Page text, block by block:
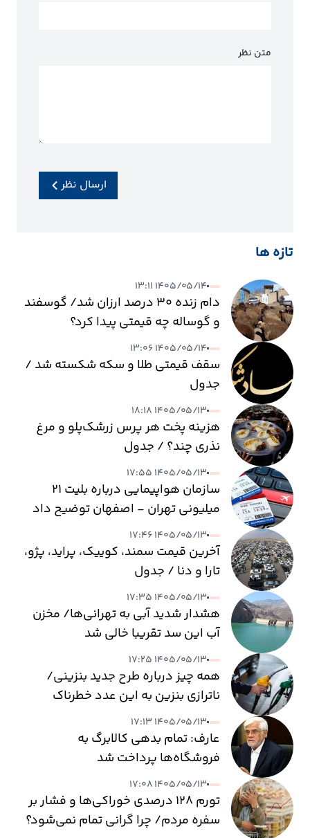
متن نظر
ارسال نظر
تازه ها
۱۴۰۵/۰۵/۱۴ ۱۳:۱۱
دام زنده ۳۰ درصد ارزان شد/ گوسفند
و گوساله چه قیمتی پیدا کرد؟
۱۴۰۵/۰۵/۱۴ ۱۳:۰۶
سقف قیمتی طلا و سکه شکسته شد /
جدول
۱۴۰۵/۰۵/۱۳ ۱۸:۱۸
هزینه پخت هر پرس زرشک‌پلو و مرغ
نذری چند؟ / جدول
۱۴۰۵/۰۵/۱۳ ۱۷:۵۵
سازمان هواپیمایی درباره بلیت ۲۱
میلیونی تهران - اصفهان توضیح داد
۱۴۰۵/۰۵/۱۳ ۱۷:۴۶
آخرین قیمت سمند، کوییک، پراید، پژو،
تارا و دنا / جدول
۱۴۰۵/۰۵/۱۳ ۱۷:۳۵
هشدار شدید آبی به تهرانی‌ها/ مخزن
آب این سد تقریبا خالی شد
۱۴۰۵/۰۵/۱۳ ۱۷:۲۵
همه چیز درباره طرح جدید بنزینی/
ناترازی بنزین به این عدد خطرناک
می‌رسد
۱۴۰۵/۰۵/۱۳ ۱۷:۱۳
عارف: تمام بدهی کالابرگ به
فروشگاه‌ها پرداخت شد
۱۴۰۵/۰۵/۱۳ ۱۷:۰۸
تورم ۱۲۸ درصدی خوراکی‌ها و فشار بر
سفره مردم/ چرا گرانی تمام نمی‌شود؟